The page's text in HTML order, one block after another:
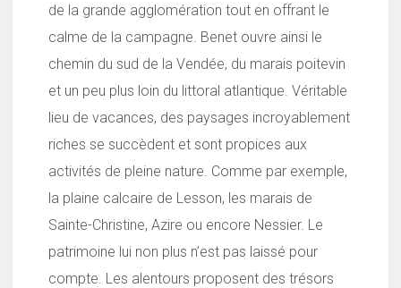
de la grande agglomération tout en offrant le
calme de la campagne. Benet ouvre ainsi le
chemin du sud de la Vendée, du marais poitevin
et un peu plus loin du littoral atlantique. Véritable
lieu de vacances, des paysages incroyablement
riches se succèdent et sont propices aux
activités de pleine nature. Comme par exemple,
la plaine calcaire de Lesson, les marais de
Sainte-Christine, Azire ou encore Nessier. Le
patrimoine lui non plus n’est pas laissé pour
compte. Les alentours proposent des trésors